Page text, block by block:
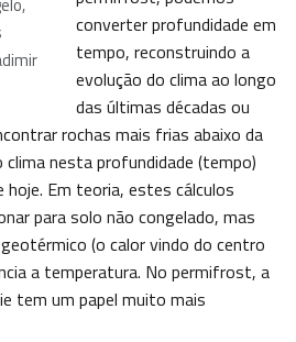
converter profundidade em
tempo, reconstruindo a
evolução do clima ao longo
das últimas décadas ou
rochas mais frias abaixo da
nesta profundidade (tempo)
Em teoria, estes cálculos
para solo não congelado, mas
(o calor vindo do centro
a temperatura. No permifrost, a
tem um papel muito mais